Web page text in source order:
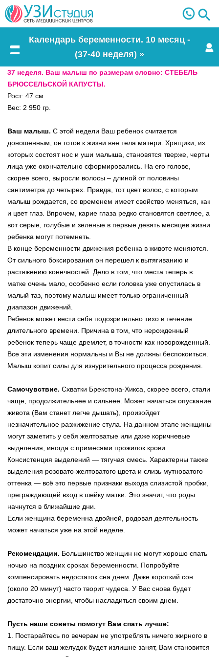
Календарь беременности. 10 месяц -
(37-40 неделя) »
37 неделя. Ваш малыш по размерам словно: СТЕБЕЛЬ
БРЮССЕЛЬСКОЙ КАПУСТЫ.
Рост: 47 см.
Вес: 2 950 гр.
Ваш малыш. С этой недели Ваш ребенок считается
доношенным, он готов к жизни вне тела матери. Хрящики, из
которых состоят нос и уши малыша, становятся тверже, черты
лица уже окончательно сформировались. На его голове,
скорее всего, выросли волосы – длиной от половины
сантиметра до четырех. Правда, тот цвет волос, с которым
малыш рождается, со временем имеет свойство меняться, как
и цвет глаз. Впрочем, карие глаза редко становятся светлее, а
вот серые, голубые и зеленые в первые девять месяцев жизни
ребенка могут потемнеть.
В конце беременности движения ребенка в животе меняются.
От сильного боксирования он перешел к вытягиванию и
растяжению конечностей. Дело в том, что места теперь в
матке очень мало, особенно если головка уже опустилась в
малый таз, поэтому малыш имеет только ограниченный
диапазон движений.
Ребенок может вести себя подозрительно тихо в течение
длительного времени. Причина в том, что нерожденный
ребенок теперь чаще дремлет, в точности как новорожденный.
Все эти изменения нормальны и Вы не должны беспокоиться.
Малыш копит силы для изнурительного процесса рождения.
Самочувствие. Схватки Брекстона-Хикса, скорее всего, стали
чаще, продолжительнее и сильнее. Может начаться опускание
живота (Вам станет легче дышать), произойдет
незначительное разжижение стула. На данном этапе женщины
могут заметить у себя желтоватые или даже коричневые
выделения, иногда с примесями прожилок крови.
Консистенция выделений — тягучая смесь. Характерны также
выделения розовато-желтоватого цвета и слизь мутноватого
оттенка — всё это первые признаки выхода слизистой пробки,
преграждающей вход в шейку матки. Это значит, что роды
начнутся в ближайшие дни.
Если женщина беременна двойней, родовая деятельность
может начаться уже на этой неделе.
Рекомендации. Большинство женщин не могут хорошо спать
ночью на поздних сроках беременности. Попробуйте
компенсировать недостаток сна днем. Даже короткий сон
(около 20 минут) часто творит чудеса. У Вас снова будет
достаточно энергии, чтобы насладиться своим днем.
Пусть наши советы помогут Вам спать лучше:
1. Постарайтесь по вечерам не употреблять ничего жирного в
пищу. Если ваш желудок будет излишне занят, Вам становится